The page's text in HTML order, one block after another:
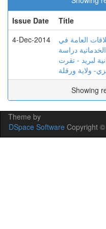
Issue Date
Title
4-Dec-2014
العامة في
دراسة
لبريد - تقرت
ولاية ورقلة
Showing
Theme by
DSpace Software Copyright